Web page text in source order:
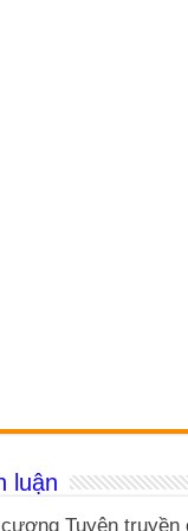
luận
Tuyên truyền